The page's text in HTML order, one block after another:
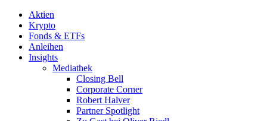
Aktien
Krypto
Fonds & ETFs
Anleihen
Insights
Mediathek
Closing Bell
Corporate Corner
Robert Halver
Partner Spotlight